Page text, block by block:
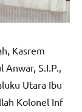
Kasrem
S.I.P.,
Utara Ibu
Kolonel Inf